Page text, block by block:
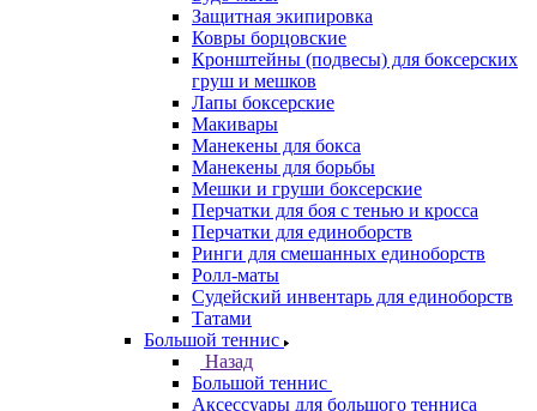
Защитная экипировка
Ковры борцовские
Кронштейны (подвесы) для боксерских
груш и мешков
Лапы боксерские
Макивары
Манекены для бокса
Манекены для борьбы
Мешки и груши боксерские
Перчатки для боя с тенью и кросса
Перчатки для единоборств
Ринги для смешанных единоборств
Ролл-маты
Судейский инвентарь для единоборств
Татами
Большой теннис
Назад
Большой теннис
Аксессуары для большого тенниса